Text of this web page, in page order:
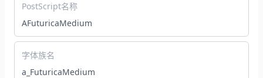
PostScript名称
AFuturicaMedium
字体族名
a_FuturicaMedium